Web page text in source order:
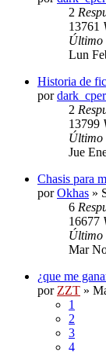
2
13761
Último
Lun
Historia de
por
2
13799
Último
Jue
Chasis para
porOkhas »
6
16677
Último
Mar
¿que me
por ZZT »
1
2
3
4